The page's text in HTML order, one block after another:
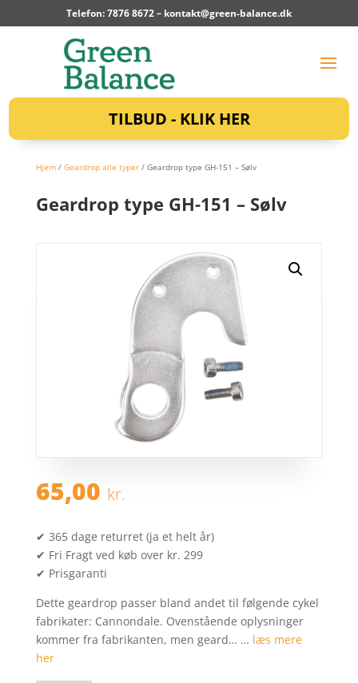
Telefon: 7876 8672 – kontakt@green-balance.dk
TILBUD - KLIK HER
Hjem/ Geardrop alle typer/ Geardrop type GH-151 – Sølv
Geardrop type GH-151 – Sølv
65,00 kr.
✔ 365 dage returret (ja et helt år)
✔ Fri Fragt ved køb over kr. 299
✔ Prisgaranti
Dette geardrop passer bland andet til følgende cykel
fabrikater: Cannondale. Ovenstående oplysninger
kommer fra fabrikanten, men geard… … læs mere
her